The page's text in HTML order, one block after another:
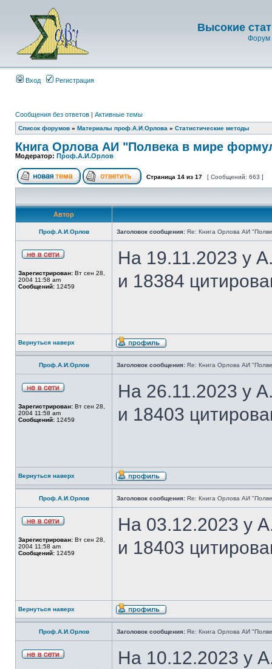
Высокие
Форум
Вход Регистрация
Сообщения без ответов | Активные темы
Список форумов » Материалы проф.А.И.Орлова » Статистические методы
Книга Орлова АИ "Полвека в мире
Модератор: Проф.А.И.Орлов
Страница 14 из 17 [ Сообщений: 663 ]
Автор
Проф.А.И.Орлов Заголовок сообщения: Re: Книга Орлова АИ
Зарегистрирован: Вт сен 28,
2004 11:58 am
Сообщений: 12459
На 19.11.2023 у
и 18384
Вернуться наверх
Проф.А.И.Орлов Заголовок сообщения: Re: Книга Орлова АИ
Зарегистрирован: Вт сен 28,
2004 11:58 am
Сообщений: 12459
На 26.11.2023 у
и 18403
Вернуться наверх
Проф.А.И.Орлов Заголовок сообщения: Re: Книга Орлова АИ
Зарегистрирован: Вт сен 28,
2004 11:58 am
Сообщений: 12459
На 03.12.2023 у
и 18403
Вернуться наверх
Проф.А.И.Орлов Заголовок сообщения: Re: Книга Орлова АИ
На 10.12.2023 у